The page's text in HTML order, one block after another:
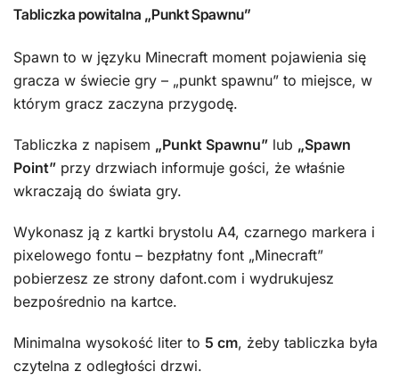
Tabliczka powitalna „Punkt Spawnu”
Spawn to w języku Minecraft moment pojawienia się
gracza w świecie gry – „punkt spawnu” to miejsce, w
którym gracz zaczyna przygodę.
Tabliczka z napisem „Punkt Spawnu” lub „Spawn
Point” przy drzwiach informuje gości, że właśnie
wkraczają do świata gry.
Wykonasz ją z kartki brystolu A4, czarnego markera i
pixelowego fontu – bezpłatny font „Minecraft”
pobierzesz ze strony dafont.com i wydrukujesz
bezpośrednio na kartce.
Minimalna wysokość liter to 5 cm, żeby tabliczka była
czytelna z odległości drzwi.